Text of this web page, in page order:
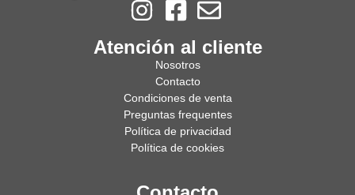
Atención al cliente
Nosotros
Contacto
Condiciones de venta
Preguntas frequentes
Política de privacidad
Política de cookies